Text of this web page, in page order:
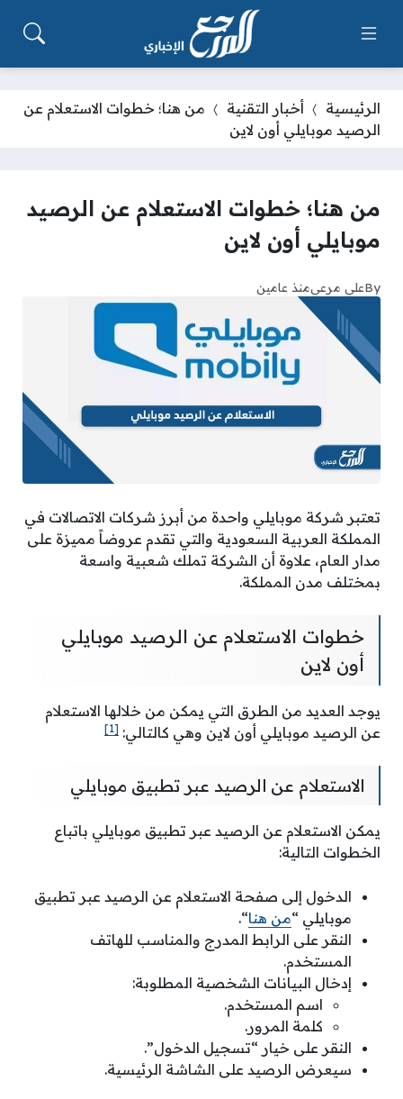
الرئيسية أخبار التقنية
من هنا؛ خطوات الاستعلام عن
الرصيد موبايلي أون لاين
من هنا؛ خطوات الاستعلام عن الرصيد
موبايلي أون لاين
Byعلي مرعيمنذ عامين
تعتبر شركة موبايلي واحدة من أبرز شركات الاتصالات في
المملكة العربية السعودية والتي تقدم عروضاً مميزة على
مدار العام، علاوة أن الشركة تملك شعبية واسعة
بمختلف مدن المملكة.
خطوات الاستعلام عن الرصيد موبايلي
أون لاين
يوجد العديد من الطرق التي يمكن من خلالها الاستعلام
عن الرصيد موبايلي أون لاين وهي كالتالي: [1]
الاستعلام عن الرصيد عبر تطبيق موبايلي
يمكن الاستعلام عن الرصيد عبر تطبيق موبايلي باتباع
الخطوات التالية:
الدخول إلى صفحة الاستعلام عن الرصيد عبر تطبيق
موبايلي “من هنا“.
النقر على الرابط المدرج والمناسب للهاتف
المستخدم.
إدخال البيانات الشخصية المطلوبة:
اسم المستخدم.
كلمة المرور.
النقر على خيار “تسجيل الدخول”.
سيعرض الرصيد على الشاشة الرئيسية.